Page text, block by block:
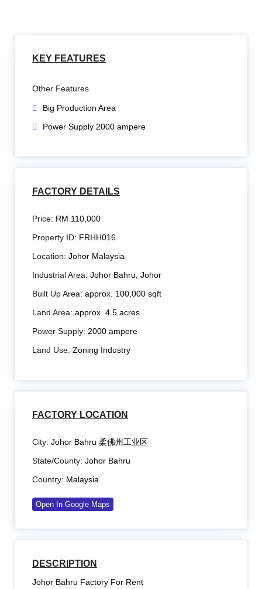
KEY FEATURES
Other Features
Big Production Area
Power Supply 2000 ampere
FACTORY DETAILS
Price: RM 110,000
Property ID: FRHH016
Location: Johor Malaysia
Industrial Area: Johor Bahru, Johor
Built Up Area: approx. 100,000 sqft
Land Area: approx. 4.5 acres
Power Supply: 2000 ampere
Land Use: Zoning Industry
FACTORY LOCATION
City: Johor Bahru 柔佛州工业区
State/County: Johor Bahru
Country: Malaysia
Open In Google Maps
DESCRIPTION
Johor Bahru Factory For Rent